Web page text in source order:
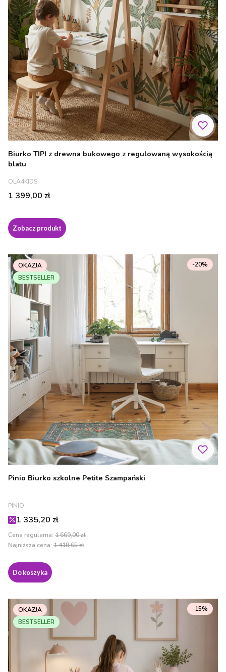
Biurko TIPI z drewna bukowego z regulowaną wysokością
blatu
PRODUCENT
OLA4KIDS
Cena
1 399,00 zł
Zobacz produkt
OKAZJA
BESTSELLER
Pinio Biurko szkolne Petite Szampański
PRODUCENT
PINIO
Cena promocyjna
1 335,20 zł
Cena regularna: 1 669,00 zł
-20%
Najniższa cena: 1 418,65 zł
Do koszyka
OKAZJA
BESTSELLER
-15%